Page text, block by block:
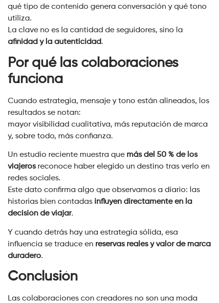
qué tipo de contenido genera conversación y qué tono
utiliza.
La clave no es la cantidad de seguidores, sino la
afinidad y la autenticidad.
Por qué las colaboraciones
funciona
Cuando estrategia, mensaje y tono están alineados, los
resultados se notan:
mayor visibilidad cualitativa, más reputación de marca
y, sobre todo, más confianza.
Un estudio reciente muestra que más del 50 % de los
viajerosreconoce haber elegido un destino tras verlo en
redes sociales.
Este dato confirma algo que observamos a diario: las
historias bien contadas influyen directamente en la
decisión de viajar.
Y cuando detrás hay una estrategia sólida, esa
influencia se traduce en reservas reales y valor de marca
duradero.
Conclusión
Las colaboraciones con creadores no son una moda